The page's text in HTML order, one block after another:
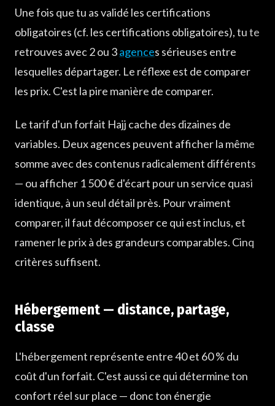
Encadrement humain et accompagnement religieux
Restauration, transport, assurance — les services annexes
Le rapport qualité-prix réel
Une fois que tu as validé les certifications
obligatoires (cf. les certifications obligatoires), tu te
retrouves avec 2 ou 3agences sérieuses entre
lesquelles départager. Le réflexe est de comparer
les prix. C'est la pire manière de comparer.
Le tarif d'un forfait Hajj cache des dizaines de
variables. Deux agences peuvent afficher la même
somme avec des contenus radicalement différents
— ou afficher 1 500 € d'écart pour un service quasi
identique, à un seul détail près. Pour vraiment
comparer, il faut décomposer ce qui est inclus, et
ramener le prix à des grandeurs comparables. Cinq
critères suffisent.
Hébergement — distance, partage,
classe
L'hébergement représente entre 40 et 60 % du
coût d'un forfait. C'est aussi ce qui détermine ton
confort réel sur place — donc ton énergie